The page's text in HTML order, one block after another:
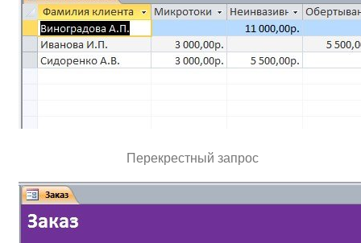
Перекрестный запрос